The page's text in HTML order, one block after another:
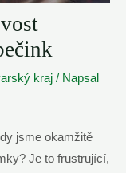
kraj / Napsal
jsme okamžitě
Je to frustrující,